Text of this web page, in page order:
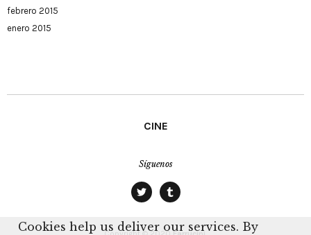
febrero 2015
enero 2015
CINE
Síguenos
Cookies help us deliver our services. By